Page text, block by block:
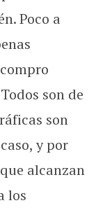
Poco a
son de
son
y por
alcanzan
los